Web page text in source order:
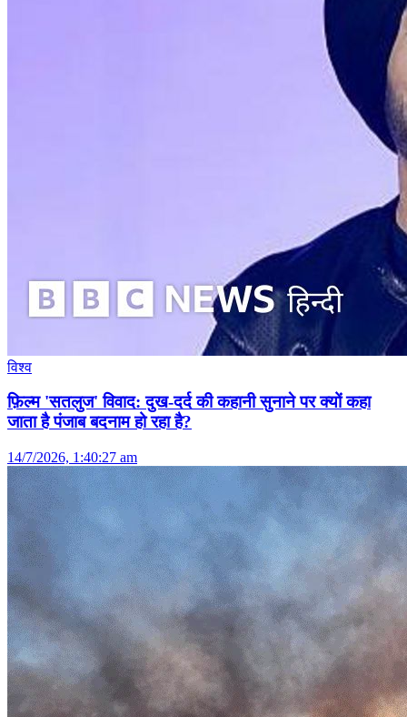
विश्व
फ़िल्म 'सतलुज' विवाद: दुख-दर्द की कहानी सुनाने पर क्यों कहा
जाता है पंजाब बदनाम हो रहा है?
14/7/2026, 1:40:27 am